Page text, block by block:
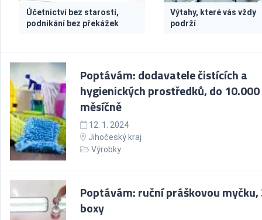
Účetnictví bez starostí,
podnikání bez překážek
Výtahy, které vás vždy
podrží
Poptávám: dodavatele čistících a
hygienických prostředků, do 10.000
měsíčně
12. 1. 2024
Jihočeský kraj
Výrobky
Poptávám: ruční práškovou myčku,
boxy